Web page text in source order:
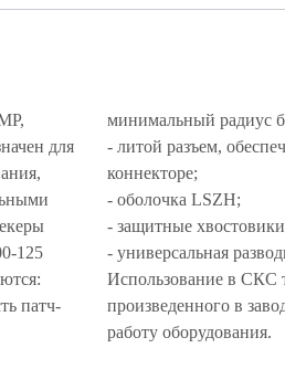
для
125
патч-
минимальный радиус
- литой разъем,
коннекторе;
- оболочка LSZH;
- защитные
- универсальная
Использование в СКС
произведенного в
работу оборудования.